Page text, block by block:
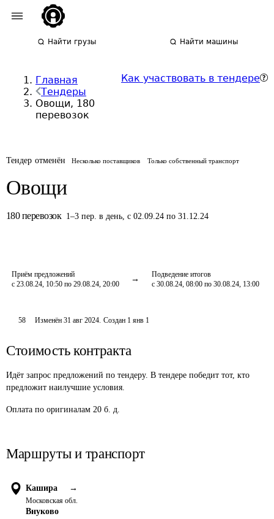
Найти грузы Найти машины
Главная
Тендеры
Овощи, 180
перевозок
Как участвовать в тендере
Тендер отменён Несколько поставщиков Только собственный транспорт
Овощи
180 перевозок 1–3 пер. в день,с 02.09.24 по 31.12.24
Приём предложений
с 23.08.24, 10:50 по 29.08.24, 20:00
Подведение итогов
с 30.08.24, 08:00 по 30.08.24, 13:00
58 Изменён31 авг 2024. Создан 1 янв 1
Стоимость контракта
Идёт запрос предложений по тендеру. В тендере победит тот, кто
предложит наилучшие условия.
Оплата по оригиналам 20 б. д.
Маршруты и транспорт
Кашира →
Московская обл.
Внуково